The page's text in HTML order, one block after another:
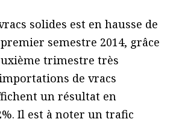
solides est en hausse de
semestre 2014, grâce
trimestre très
de vracs
un résultat en
Il est à noter un trafic